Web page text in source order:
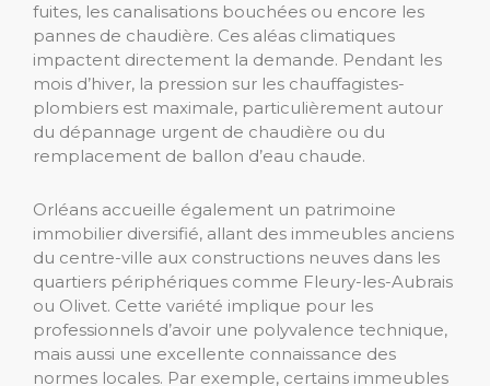
fuites, les canalisations bouchées ou encore les
pannes de chaudière. Ces aléas climatiques
impactent directement la demande. Pendant les
mois d’hiver, la pression sur les chauffagistes-
plombiers est maximale, particulièrement autour
du dépannage urgent de chaudière ou du
remplacement de ballon d’eau chaude.
Orléans accueille également un patrimoine
immobilier diversifié, allant des immeubles anciens
du centre-ville aux constructions neuves dans les
quartiers périphériques comme Fleury-les-Aubrais
ou Olivet. Cette variété implique pour les
professionnels d’avoir une polyvalence technique,
mais aussi une excellente connaissance des
normes locales. Par exemple, certains immeubles